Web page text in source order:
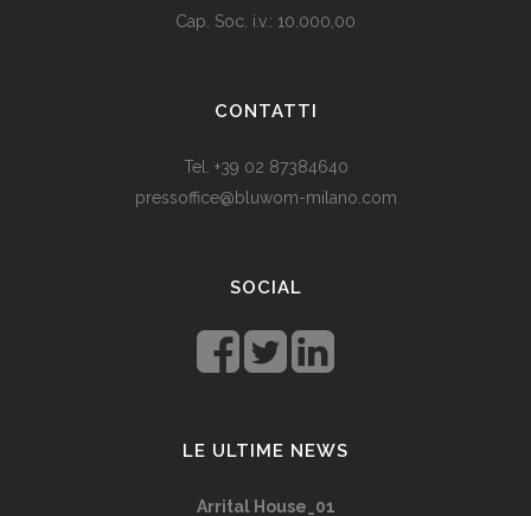
Cap. Soc. i.v.: 10.000,00
med dagens valutadevaluering må mange av oss ty til billige
stedet for dyre designerklokker.
CONTATTI
Tel. +39 02 87384640
pressoffice@bluwom-milano.com
Rolex replicasono un’ottima opzione che
SOCIAL
LE ULTIME NEWS
Arrital House_01